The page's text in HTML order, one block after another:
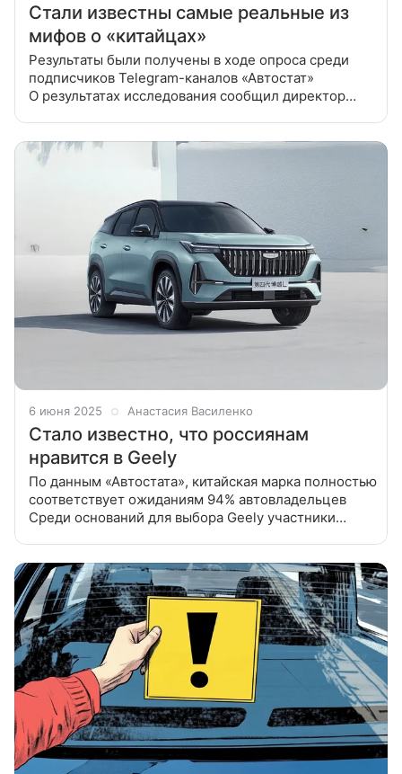
Стали известны самые реальные из
мифов о «китайцах»
Результаты были получены в ходе опроса среди
подписчиков Telegram-каналов «Автостат»
О результатах исследования сообщил директор
и прокомментировал
6 июня 2025 Анастасия Василенко
Стало известно, что россиянам
нравится в Geely
По данным «Автостата», китайская марка полностью
соответствует ожиданиям 94% автовладельцев
Среди оснований для выбора Geely участники